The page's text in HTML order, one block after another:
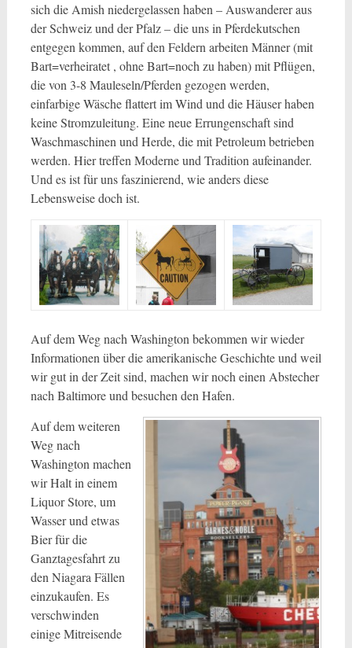
sich die Amish niedergelassen haben – Auswanderer aus
der Schweiz und der Pfalz – die uns in Pferdekutschen
entgegen kommen, auf den Feldern arbeiten Männer (mit
Bart=verheiratet , ohne Bart=noch zu haben) mit Pflügen,
die von 3-8 Mauleseln/Pferden gezogen werden,
einfarbige Wäsche flattert im Wind und die Häuser haben
keine Stromzuleitung. Eine neue Errungenschaft sind
Waschmaschinen und Herde, die mit Petroleum betrieben
werden. Hier treffen Moderne und Tradition aufeinander.
Und es ist für uns faszinierend, wie anders diese
Lebensweise doch ist.
Auf dem Weg nach Washington bekommen wir wieder
Informationen über die amerikanische Geschichte und weil
wir gut in der Zeit sind, machen wir noch einen Abstecher
nach Baltimore und besuchen den Hafen.
Auf dem weiteren
Weg nach
Washington machen
wir Halt in einem
Liquor Store, um
Wasser und etwas
Bier für die
Ganztagesfahrt zu
den Niagara Fällen
einzukaufen. Es
verschwinden
einige Mitreisende